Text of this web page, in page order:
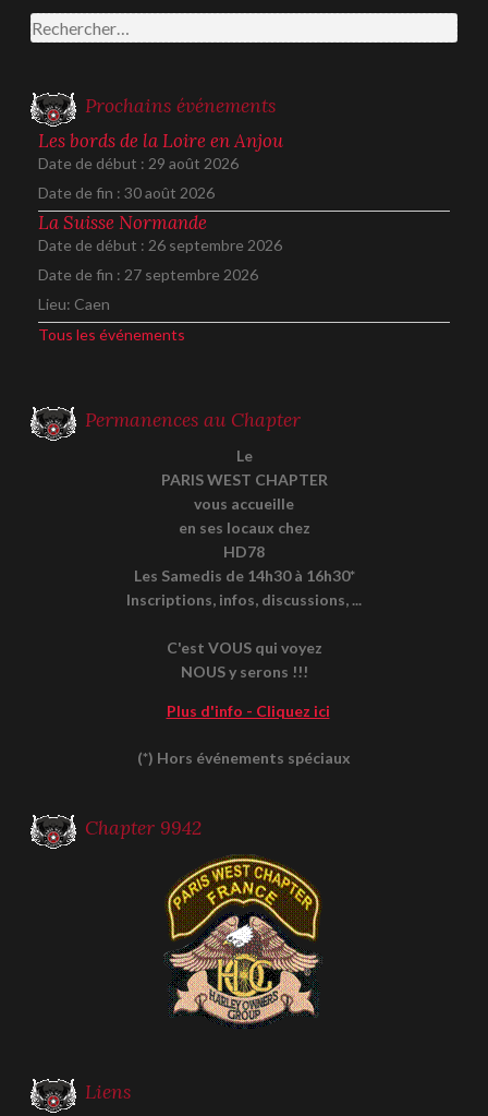
Rechercher :
Prochains événements
Les bords de la Loire en Anjou
Date de début : 29 août 2026
Date de fin : 30 août 2026
La Suisse Normande
Date de début : 26 septembre 2026
Date de fin : 27 septembre 2026
Lieu: Caen
Tous les événements
Permanences au Chapter
Le
PARIS WEST CHAPTER
vous accueille
en ses locaux chez
HD78
Les Samedis de 14h30 à 16h30*
Inscriptions, infos, discussions, ...
C'est VOUS qui voyez
NOUS y serons !!!
Plus d'info - Cliquez ici
(*) Hors événements spéciaux
Chapter 9942
Liens